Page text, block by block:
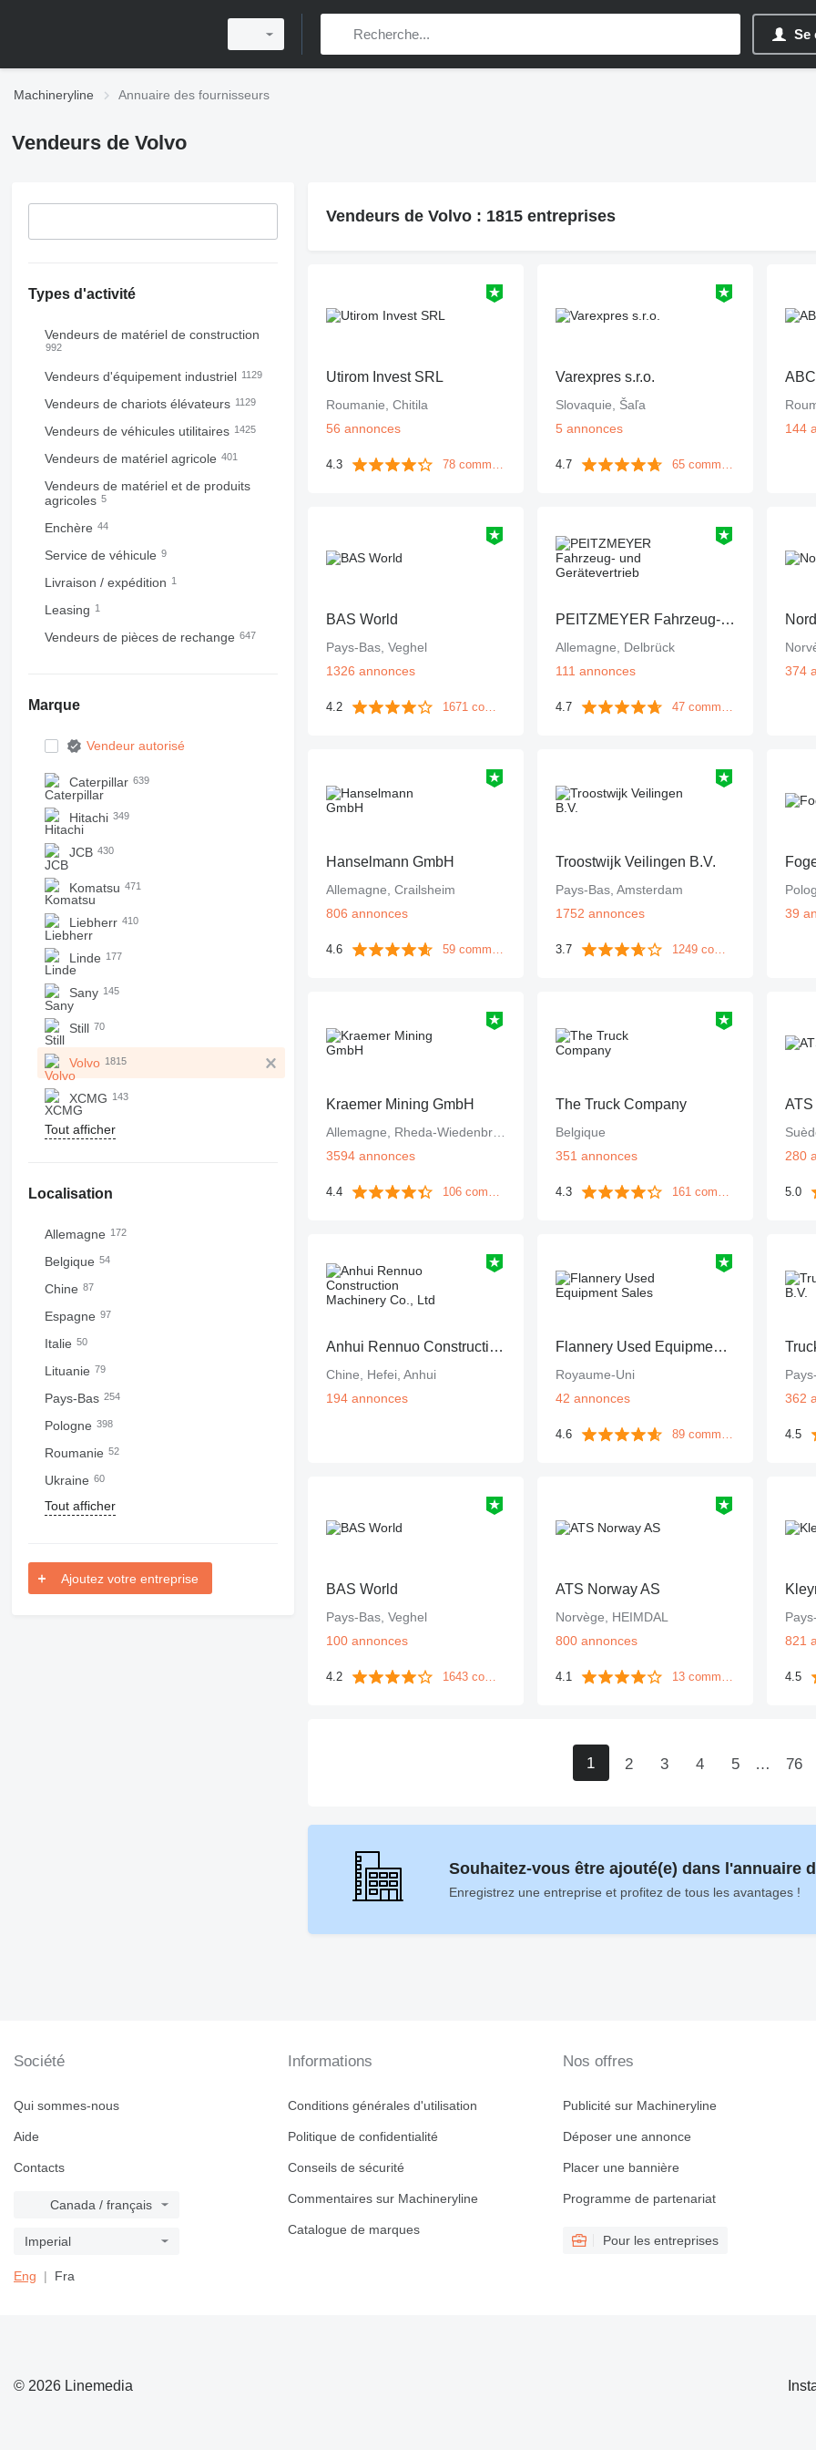
Se
Machineryline Annuaire des fournisseurs
Vendeurs de Volvo
Types d'activité
Vendeurs de matériel de construction
992
Vendeurs d'équipement industriel 1129
Vendeurs de chariots élévateurs 1129
Vendeurs de véhicules utilitaires 1425
Vendeurs de matériel agricole 401
Vendeurs de matériel et de produits
agricoles 5
Enchère 44
Service de véhicule 9
Livraison / expédition 1
Leasing 1
Vendeurs de pièces de rechange 647
Marque
Vendeur autorisé
Caterpillar 639
Hitachi 349
JCB 430
Komatsu 471
Liebherr 410
Linde 177
Sany 145
Still 70
Volvo 1815
XCMG 143
Tout afficher
Localisation
Allemagne 172
Belgique 54
Chine 87
Espagne 97
Italie 50
Lituanie 79
Pays-Bas 254
Pologne 398
Roumanie 52
Ukraine 60
Tout afficher
Ajoutez votre entreprise
Vendeurs de Volvo : 1815 entreprises
Utirom Invest SRL
Roumanie, Chitila
56 annonces
4.3 78 commentaires
Varexpres s.r.o.
Slovaquie, Šaľa
5 annonces
4.7 65 commentaires
144
BAS World
Pays-Bas, Veghel
1326 annonces
4.2 1671 commentaires
PEITZMEYER Fahrzeug- und Gerätevertrieb
Allemagne, Delbrück
111 annonces
4.7 47 commentaires
374
Hanselmann GmbH
Allemagne, Crailsheim
806 annonces
4.6 59 commentaires
Troostwijk Veilingen B.V.
Pays-Bas, Amsterdam
1752 annonces
3.7 1249 commentaires
39
Kraemer Mining GmbH
Allemagne, Rheda-Wiedenbrück
3594 annonces
4.4 106 commentaires
The Truck Company
Belgique
351 annonces
4.3 161 commentaires
280
5.0
Anhui Rennuo Construction Machinery Co., Ltd
Chine, Hefei, Anhui
194 annonces
Flannery Used Equipment Sales
Royaume-Uni
42 annonces
4.6 89 commentaires
362
4.5
BAS World
Pays-Bas, Veghel
100 annonces
4.2 1643 commentaires
ATS Norway AS
Norvège, HEIMDAL
800 annonces
4.1 13 commentaires
821
4.5
1 2 3 4 5 … 76
Souhaitez-vous être ajouté(e) dans l'annuaire
Enregistrez une entreprise et profitez de tous les avantages !
Société
Qui sommes-nous
Aide
Contacts
Canada / français
Imperial
Eng Fra
Informations
Conditions générales d'utilisation
Politique de confidentialité
Conseils de sécurité
Commentaires sur Machineryline
Catalogue de marques
Nos offres
Publicité sur Machineryline
Déposer une annonce
Placer une bannière
Programme de partenariat
Pour les entreprises
© 2026 Linemedia